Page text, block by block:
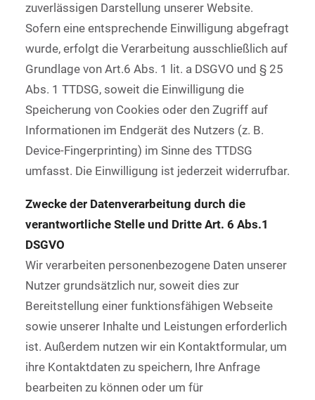
zuverlässigen Darstellung unserer Website.
Sofern eine entsprechende Einwilligung abgefragt
wurde, erfolgt die Verarbeitung ausschließlich auf
Grundlage von Art.6 Abs. 1 lit. a DSGVO und § 25
Abs. 1 TTDSG, soweit die Einwilligung die
Speicherung von Cookies oder den Zugriff auf
Informationen im Endgerät des Nutzers (z. B.
Device-Fingerprinting) im Sinne des TTDSG
umfasst. Die Einwilligung ist jederzeit widerrufbar.
Zwecke der Datenverarbeitung durch die
verantwortliche Stelle und Dritte Art. 6 Abs.1
DSGVO
Wir verarbeiten personenbezogene Daten unserer
Nutzer grundsätzlich nur, soweit dies zur
Bereitstellung einer funktionsfähigen Webseite
sowie unserer Inhalte und Leistungen erforderlich
ist. Außerdem nutzen wir ein Kontaktformular, um
ihre Kontaktdaten zu speichern, Ihre Anfrage
bearbeiten zu können oder um für